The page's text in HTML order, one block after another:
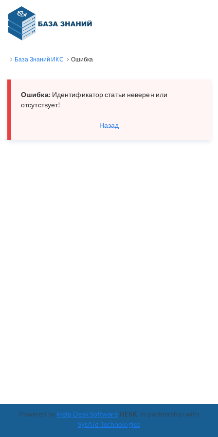
База Знаний ИКС Ошибка
Ошибка: Идентификатор статьи неверен или
отсутствует!
Назад
Powered by Help Desk Software HESK, in partnership with
SysAid Technologies